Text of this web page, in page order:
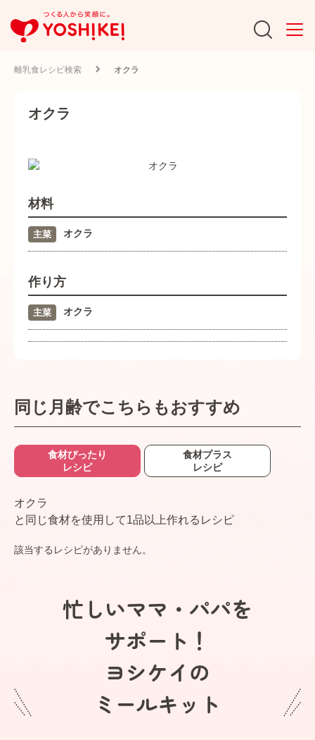
離乳食レシピ検索 オクラ
オクラ
材料
主菜 オクラ
作り方
主菜 オクラ
同じ月齢でこちらもおすすめ
食材ぴったり
レシピ
食材プラス
レシピ
オクラ
と同じ食材を使用して1品以上作れるレシピ
該当するレシピがありません。
忙しいママ・パパを
サポート！
ヨシケイの
ミールキット